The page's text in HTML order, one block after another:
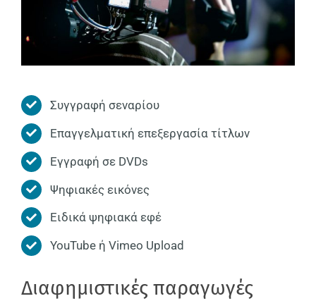
Συγγραφή σεναρίου
Επαγγελματική επεξεργασία τίτλων
Εγγραφή σε DVDs
Ψηφιακές εικόνες
Ειδικά ψηφιακά εφέ
YouTube ή Vimeo Upload
Διαφημιστικές παραγωγές